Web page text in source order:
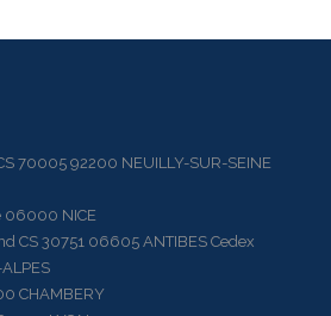
92200 NEUILLY-SUR-SEINE
NICE
30751 06605 ANTIBES Cedex
CHAMBERY